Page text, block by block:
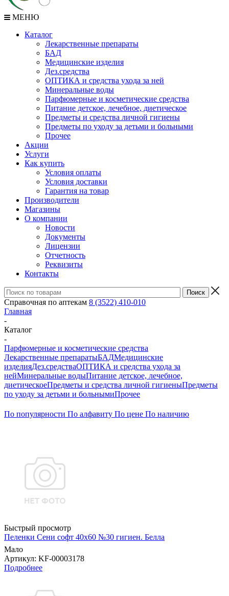
МЕНЮ
Каталог
Лекарственные препараты
БАД
Медицинские изделия
Дез.средства
ОПТИКА и средства ухода за ней
Минеральные воды
Парфюмерные и косметические средства
Питание детское, лечебное, диетическое
Предметы и средства личной гигиены
Предметы по уходу за детьми и больными
Прочее
Акции
Услуги
Как купить
Условия оплаты
Условия доставки
Гарантия на товар
Производители
Магазины
О компании
Новости
Документы
Лицензии
Отчетность
Реквизиты
Контакты
Справочная по аптекам 8 (3522) 410-010
Главная
-
Каталог
-
Парфюмерные и косметические средства
Лекарственные препаратыБАДМедицинские
изделияДез.средстваОПТИКА и средства ухода за
нейМинеральные водыПитание детское, лечебное,
диетическоеПредметы и средства личной гигиеныПредметы
по уходу за детьми и больнымиПрочее
По популярности По алфавиту По цене По наличию
Быстрый просмотр
Пеленки Сени софт 40х60 №30 гигиен. Белла
Мало
Артикул: KF-00003178
Подробнее